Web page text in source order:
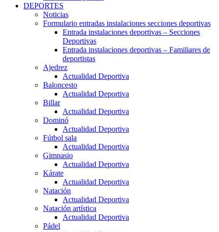
DEPORTES
Noticias
Formulario entradas instalaciones secciones deportivas
Entrada instalaciones deportivas – Secciones
Deportivas
Entrada instalaciones deportivas – Familiares de
deportistas
Ajedrez
Actualidad Deportiva
Baloncesto
Actualidad Deportiva
Billar
Actualidad Deportiva
Dominó
Actualidad Deportiva
Fútbol sala
Actualidad Deportiva
Gimnasio
Actualidad Deportiva
Kárate
Actualidad Deportiva
Natación
Actualidad Deportiva
Natación artística
Actualidad Deportiva
Pádel